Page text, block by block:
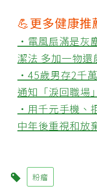
💪更多健康推
‧電風扇滿是灰
潔法 多加一物
‧45歲男存2千
通知「淚回職場
‧用千元手機、
中年後重視和放
粉瘤